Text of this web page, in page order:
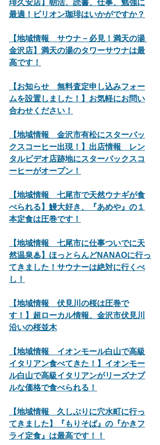
琲久安店】朝活、読書、仕事、勉強に
最適！ビリオン珈琲はいかがですか？
【地域情報　サウナ－必見！満天の湯
金沢店】満天の湯のタワーサウナは最
高です！
【お知らせ　無料査定申し込みフォー
ムを設置しました！】お気軽にお問い
合わせください！
【地域情報　金沢市有松にスターバッ
クスコーヒー出現！】出店情報　レン
タルビデオ店跡地にスターバックスコ
ーヒーがオープン！
【地域情報　七尾市で天然ウナギが食
べられる】鰻大好き、『あめや』の１
本定食は圧巻です！
【地域情報　七尾市に仕事ついでに天
然温泉♨】ほっとらんどNANAOに行っ
てきました！サウナーは絶対に行くべ
し！
【地域情報　伏見川の桜は圧巻で
す！】超ローカル情報、金沢市伏見川
沿いの桜並木
【地域情報　イオンモール白山で高級
イタリアン食べてきた！】イオンモー
ル白山で高級イタリアンがリーズナブ
ルな価格で食べられる！
【地域情報　久しぶりに穴水町に行っ
てきました】『もりそば』の『かきフ
ライ定食』は最高です！！